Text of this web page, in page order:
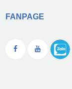
FANPAGE